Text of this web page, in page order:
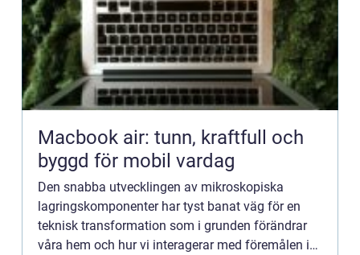
Macbook air: tunn, kraftfull och
byggd för mobil vardag
Den snabba utvecklingen av mikroskopiska
lagringskomponenter har tyst banat väg för en
teknisk transformation som i grunden förändrar
våra hem och hur vi interagerar med föremålen i